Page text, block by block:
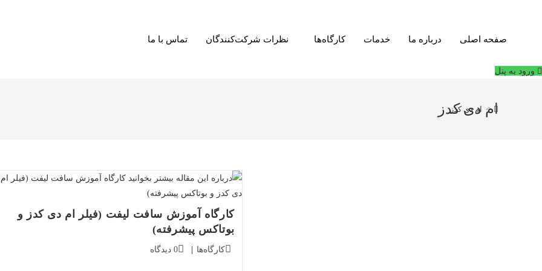
صفحه اصلی درباره ما خدمات کارگاه‌ها نظرات شرکت‌کنندگان تماس با ما
ورود به پنل
ام دی کدز
> ام دی کدز
کارگاه آموزش سافت لیفت (فیلر ام دی کدز و
بوتاکس پیشرفته)
دسته‌بندی
کارگاه‌ها
دیدگاه‌های
0 دیدگاه